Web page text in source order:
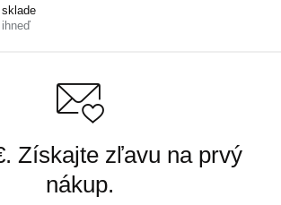
Získajte zľavu na prvý
nákup.